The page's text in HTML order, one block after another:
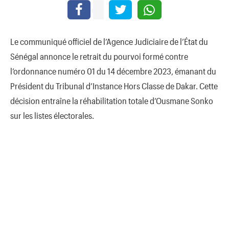
Le communiqué officiel de l’Agence Judiciaire de l’État du
Sénégal annonce le retrait du pourvoi formé contre
l’ordonnance numéro 01 du 14 décembre 2023, émanant du
Président du Tribunal d’Instance Hors Classe de Dakar. Cette
décision entraîne la réhabilitation totale d’Ousmane Sonko
sur les listes électorales.